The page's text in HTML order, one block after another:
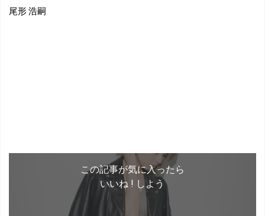
尾形 浩嗣
この記事が気に入ったら
いいね ! しよう